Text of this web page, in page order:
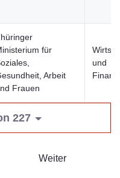
für
Arbeit
Frauen
und
227
Weiter